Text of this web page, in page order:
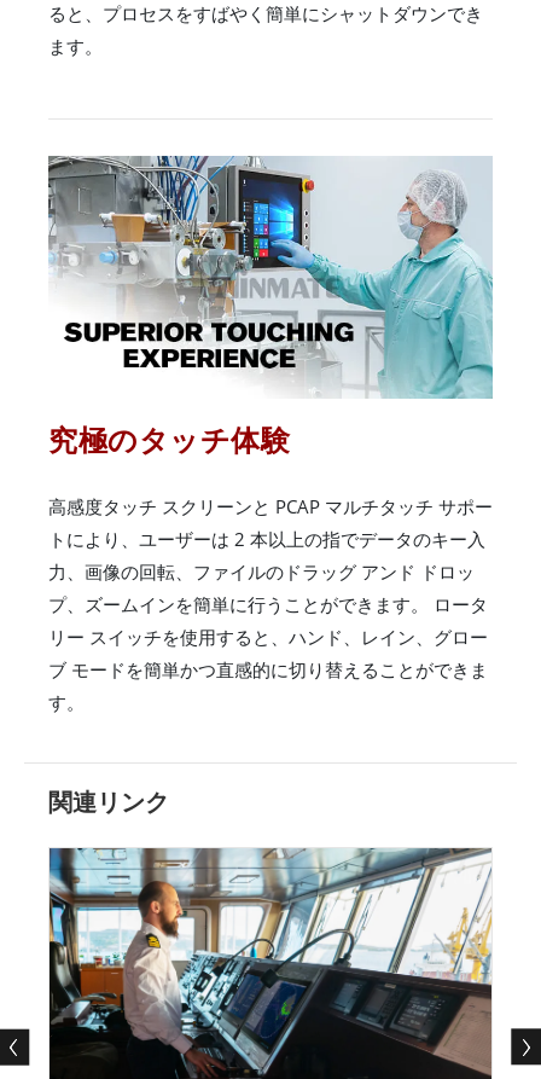
ると、プロセスをすばやく簡単にシャットダウンでき
ます。
究極のタッチ体験
高感度タッチ スクリーンと PCAP マルチタッチ サポー
トにより、ユーザーは 2 本以上の指でデータのキー入
力、画像の回転、ファイルのドラッグ アンド ドロッ
プ、ズームインを簡単に行うことができます。 ロータ
リー スイッチを使用すると、ハンド、レイン、グロー
ブ モードを簡単かつ直感的に切り替えることができま
す。
関連リンク